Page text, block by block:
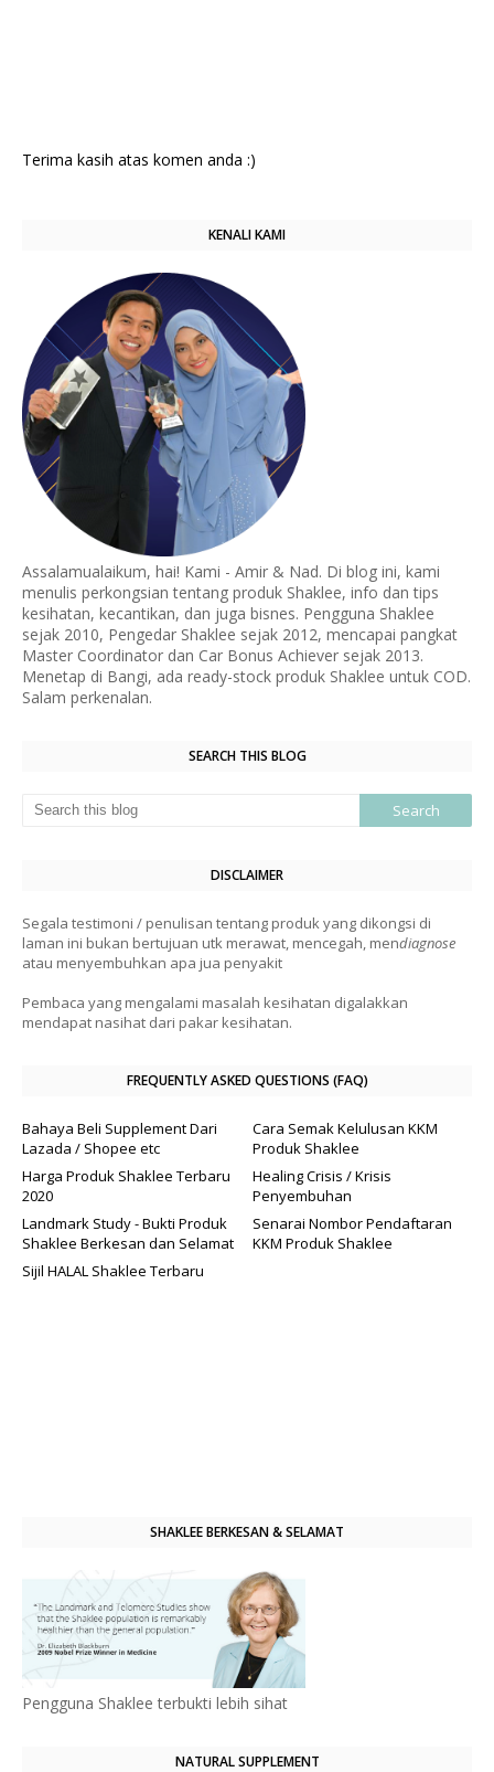
Terima kasih atas komen anda :)
KENALI KAMI
Assalamualaikum, hai! Kami - Amir & Nad. Di blog ini, kami
menulis perkongsian tentang produk Shaklee, info dan tips
kesihatan, kecantikan, dan juga bisnes. Pengguna Shaklee
sejak 2010, Pengedar Shaklee sejak 2012, mencapai pangkat
Master Coordinator dan Car Bonus Achiever sejak 2013.
Menetap di Bangi, ada ready-stock produk Shaklee untuk COD.
Salam perkenalan.
SEARCH THIS BLOG
DISCLAIMER
Segala testimoni / penulisan tentang produk yang dikongsi di
laman ini bukan bertujuan utk merawat, mencegah, mendiagnose
atau menyembuhkan apa jua penyakit
Pembaca yang mengalami masalah kesihatan digalakkan
mendapat nasihat dari pakar kesihatan.
FREQUENTLY ASKED QUESTIONS (FAQ)
Bahaya Beli Supplement Dari
Lazada / Shopee etc
Cara Semak Kelulusan KKM
Produk Shaklee
Harga Produk Shaklee Terbaru
2020
Healing Crisis / Krisis
Penyembuhan
Landmark Study - Bukti Produk
Shaklee Berkesan dan Selamat
Senarai Nombor Pendaftaran
KKM Produk Shaklee
Sijil HALAL Shaklee Terbaru
SHAKLEE BERKESAN & SELAMAT
Pengguna Shaklee terbukti lebih sihat
NATURAL SUPPLEMENT